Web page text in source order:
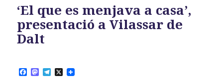
‘El que es menjava a casa’,
presentació a Vilassar de
Dalt
F M T X